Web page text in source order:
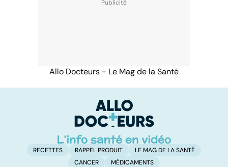
Allo Docteurs - Le Mag de la Santé
RECETTES RAPPEL PRODUIT
LE MAG DE LA SANTÉ
CANCER
MÉDICAMENTS